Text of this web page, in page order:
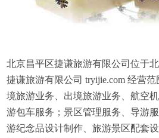
北京昌平区捷谦旅游有限公司位于
捷谦旅游有限公司 tryijie.com 经营
境旅游业务、出境旅游业务、航空
游包车服务；景区管理服务、导游
游纪念品设计制作、旅游景区配套